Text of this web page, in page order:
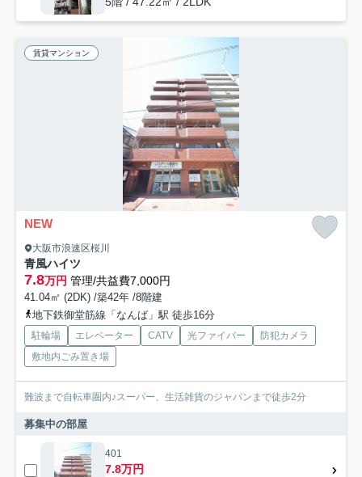
賃貸マンション
NEW
大阪市浪速区桜川
青風ハイツ
7.8万円 管理/共益費7,000円
41.04㎡ (2DK) /築42年 /8階建
地下鉄御堂筋線「なんば」駅 徒歩16分
駐輪場 エレベーター CATV 光ファイバー
防犯カメラ
敷地内ごみ置き場
難波まで自転車圏内♪スーパー、生活雑貨のジャパンまで徒歩2分
募集中の部屋
401
7.8万円